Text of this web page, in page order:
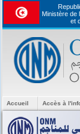
Ministère de
et
Accueil Accès à